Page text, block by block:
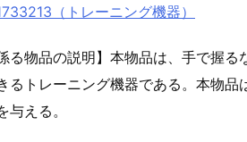
（トレーニング機器）
る物品の説明】本物品は、手で握
るトレーニング機器である。本物
与える。